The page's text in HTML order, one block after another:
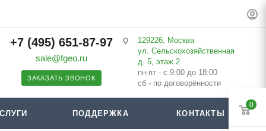
+7 (495) 651-87-97
sale@fgeo.ru
ЗАКАЗАТЬ ЗВОНОК
129226, Москва
ул. Сельскохозяйственная
д. 5, этаж 2
пн-пт - с 9:00 до 18:00
сб - по договорённости
ПОДДЕРЖКА КОНТАКТЫ
0